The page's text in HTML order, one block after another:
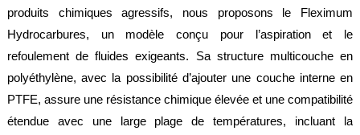
produits chimiques agressifs, nous proposons le Fleximum
Hydrocarbures, un modèle conçu pour l’aspiration et le
refoulement de fluides exigeants. Sa structure multicouche en
polyéthylène, avec la possibilité d’ajouter une couche interne en
PTFE, assure une résistance chimique élevée et une compatibilité
étendue avec une large plage de températures, incluant la